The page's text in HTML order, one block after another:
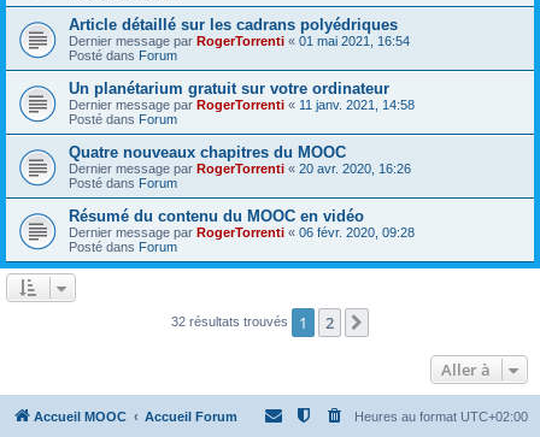
Article détaillé sur les cadrans polyédriques
Dernier message par RogerTorrenti « 01 mai 2021, 16:54
Posté dans Forum
Un planétarium gratuit sur votre ordinateur
Dernier message par RogerTorrenti « 11 janv. 2021, 14:58
Posté dans Forum
Quatre nouveaux chapitres du MOOC
Dernier message par RogerTorrenti « 20 avr. 2020, 16:26
Posté dans Forum
Résumé du contenu du MOOC en vidéo
Dernier message par RogerTorrenti « 06 févr. 2020, 09:28
Posté dans Forum
32 résultats trouvés 1 2
Aller à
Accueil MOOC Accueil Forum Heures au format UTC+02:00